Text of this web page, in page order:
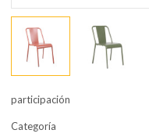
participación
Categoría